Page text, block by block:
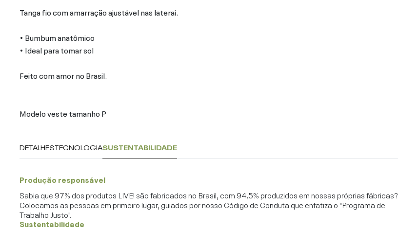
Tanga fio com amarração ajustável nas laterai.
• Bumbum anatômico
• Ideal para tomar sol
Feito com amor no Brasil.
Modelo veste tamanho P
DETALHESTECNOLOGIASUSTENTABILIDADE
Produção responsável
Sabia que 97% dos produtos LIVE! são fabricados no Brasil, com 94,5% produzidos em nossas próprias fábricas?
Colocamos as pessoas em primeiro lugar, guiados por nosso Código de Conduta que enfatiza o "Programa de
Trabalho Justo".
Sustentabilidade